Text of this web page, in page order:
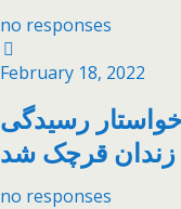
no responses
February 18, 2022
رسیدگی
قرچک شد
no responses